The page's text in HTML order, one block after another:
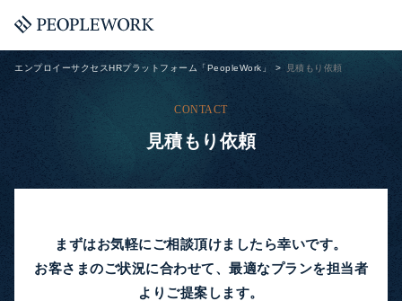
エンプロイーサクセスHRプラットフォーム「PeopleWork」 見積もり依頼
CONTACT
見積もり依頼
まずはお気軽にご相談頂けましたら幸いです。
お客さまのご状況に合わせて、最適なプランを担当者
よりご提案します。